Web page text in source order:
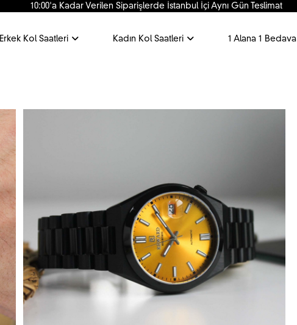
10:00'a Kadar Verilen Siparişlerde İstanbul İçi Aynı Gün Teslimat
Erkek Kol Saatleri Kadın Kol Saatleri 1 Alana 1 Bedava